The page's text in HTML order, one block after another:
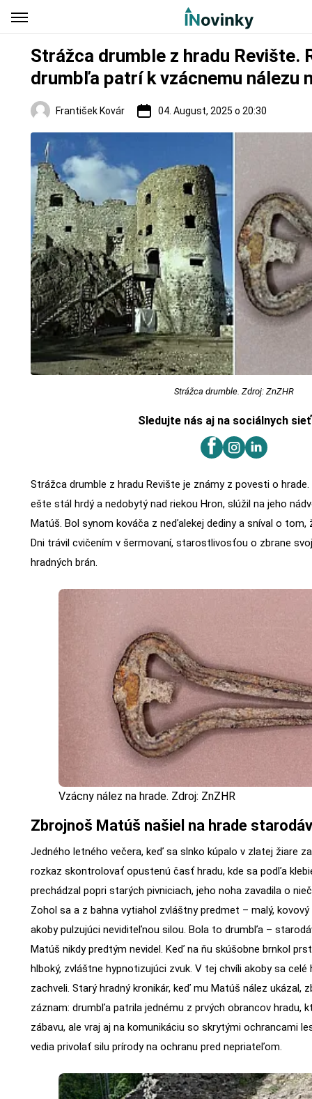
Strážca drumble z hradu Revište.
drumbľa patrí k vzácnemu nálezu
František Kovár 04. August, 2025 o 20:30
Hrady a zámky
Strážca drumble. Zdroj: ZnZHR
Sledujte nás aj na sociálnych
Strážca drumble z hradu Revište je známy z povesti o
ešte stál hrdý a nedobytý nad riekou Hron, slúžil na jeho
Matúš. Bol synom kováča z neďalekej dediny a sníval o
Dni trávil cvičením v šermovaní, starostlivosťou o zbrane
hradných brán.
Vzácny nález na hrade. Zdroj: ZnZHR
Zbrojnoš Matúš našiel na hrade
Jedného letného večera, keď sa slnko kúpalo v zlatej žiare
rozkaz skontrolovať opustenú časť hradu, kde sa podľa
prechádzal popri starých pivniciach, jeho noha zavadila o
Zohol sa a z bahna vytiahol zvláštny predmet – malý,
akoby pulzujúci neviditeľnou silou. Bola to drumbľa –
Matúš nikdy predtým nevidel. Keď na ňu skúšobne brnkol
hlboký, zvláštne hypnotizujúci zvuk. V tej chvíli akoby sa celé
zachveli. Starý hradný kronikár, keď mu Matúš nález ukázal,
záznam: drumbľa patrila jednému z prvých obrancov hradu,
zábavu, ale vraj aj na komunikáciu so skrytými ochrancami
vedia privolať silu prírody na ochranu pred nepriateľom.